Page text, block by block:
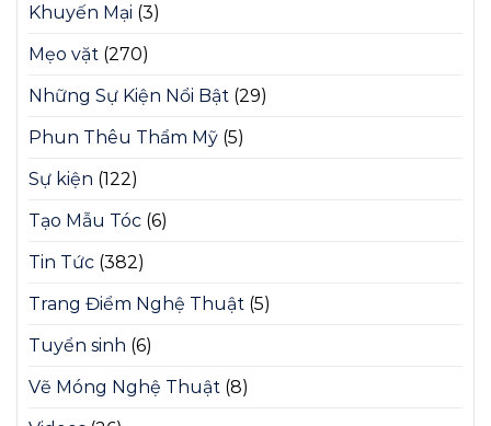
Khuyến Mại (3)
Mẹo vặt (270)
Những Sự Kiện Nổi Bật (29)
Phun Thêu Thẩm Mỹ (5)
Sự kiện (122)
Tạo Mẫu Tóc (6)
Tin Tức (382)
Trang Điểm Nghệ Thuật (5)
Tuyển sinh (6)
Vẽ Móng Nghệ Thuật (8)